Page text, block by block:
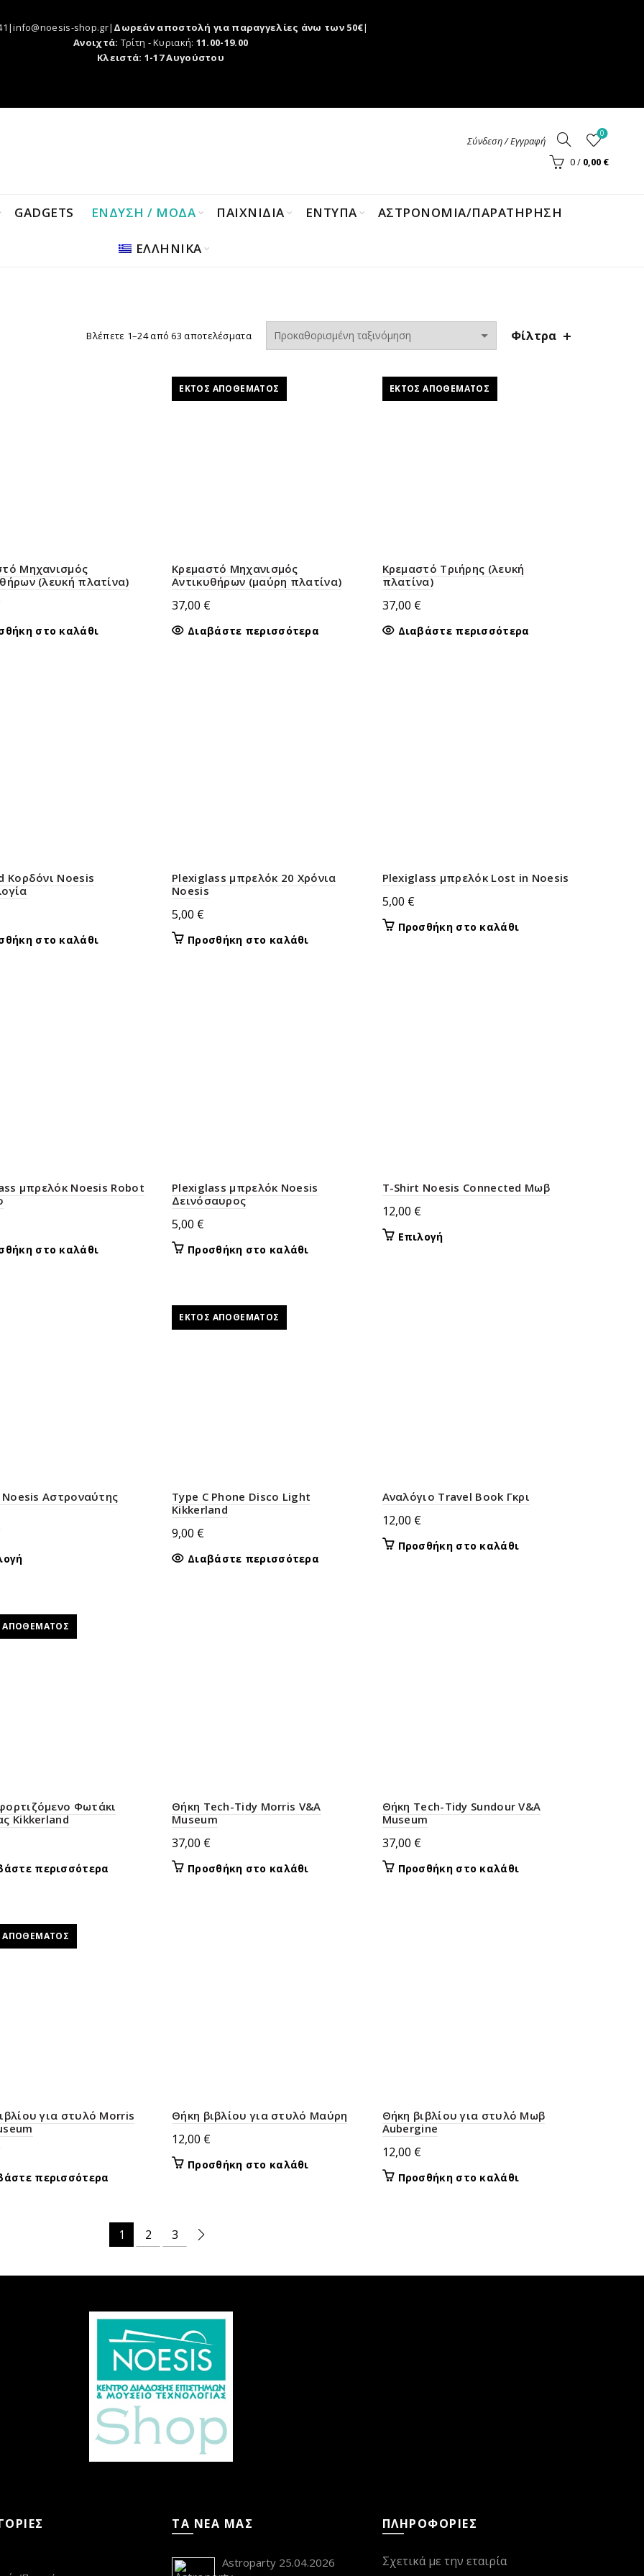
shop.gr| Δωρεάν αποστολή για παραγγελίες άνω των 50€|
Ανοιχτά: Τρίτη - Κυριακή: 11.00-19.00
Κλειστά: 1-17 Αυγούστου
Σύνδεση / Εγγραφή
0
0/ 0,00 €
GADGETS ΕΝΔΥΣΗ / ΜΟΔΑ ΠΑΙΧΝΙΔΙΑ ΕΝΤΥΠΑ ΑΣΤΡΟΝΟΜΊΑ/ΠΑΡΑΤΉΡΗΣΗ
ΕΛΛΗΝΙΚΑ
Βλέπετε 1–24 από 63 αποτελέσματα Φίλτρα
Μηχανισμός
(λευκή πλατίνα)
στο καλάθι
ΕΚΤΌΣ ΑΠΟΘΈΜΑΤΟΣ
Kρεμαστό Μηχανισμός
Αντικυθήρων (μαύρη πλατίνα)
37,00 €
Διαβάστε περισσότερα
ΕΚΤΌΣ ΑΠΟΘΈΜΑΤΟΣ
Kρεμαστό Τριήρης (λευκή
πλατίνα)
37,00 €
Διαβάστε περισσότερα
Κορδόνι Noesis
στο καλάθι
Plexiglass μπρελόκ 20 Χρόνια
Noesis
5,00 €
Προσθήκη στο καλάθι
Plexiglass μπρελόκ Lost in Noesis
5,00 €
Προσθήκη στο καλάθι
μπρελόκ Noesis Robot
στο καλάθι
Plexiglass μπρελόκ Noesis
Δεινόσαυρος
5,00 €
Προσθήκη στο καλάθι
T-Shirt Noesis Connected Μωβ
12,00 €
ΕπιλογήΑυτό
Αστροναύτης
Αυτό
έχει
πολλαπλές
προϊόντος
ΕΚΤΌΣ ΑΠΟΘΈΜΑΤΟΣ
Type C Phone Disco Light
Kikkerland
9,00 €
Διαβάστε περισσότερα
Αναλόγιο Travel Book Γκρι
12,00 €
Προσθήκη στο καλάθι
ΑΠΟΘΈΜΑΤΟΣ
Φωτάκι
Kikkerland
περισσότερα
Θήκη Tech-Tidy Morris V&A
Museum
37,00 €
Προσθήκη στο καλάθι
Θήκη Tech-Tidy Sundour V&A
Museum
37,00 €
Προσθήκη στο καλάθι
ΑΠΟΘΈΜΑΤΟΣ
για στυλό Morris
περισσότερα
Θήκη βιβλίου για στυλό Μαύρη
12,00 €
Προσθήκη στο καλάθι
Θήκη βιβλίου για στυλό Μωβ
Aubergine
12,00 €
Προσθήκη στο καλάθι
1 2 3
ΤΑ ΝΕΑ ΜΑΣ
Astroparty 25.04.2026
ΠΛΗΡΟΦΟΡΙΕΣ
Σχετικά με την εταιρία